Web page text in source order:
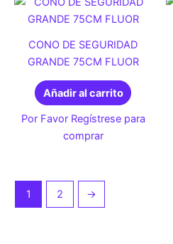
CONO DE SEGURIDAD
GRANDE 75CM FLUOR
Añadir al carrito
Por Favor Regístrese para
comprar
1 2 →